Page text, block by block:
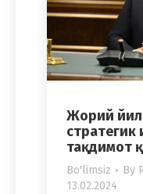
Жорий
стратегик
тақдимот
Bo'limsiz By
13.02.2024